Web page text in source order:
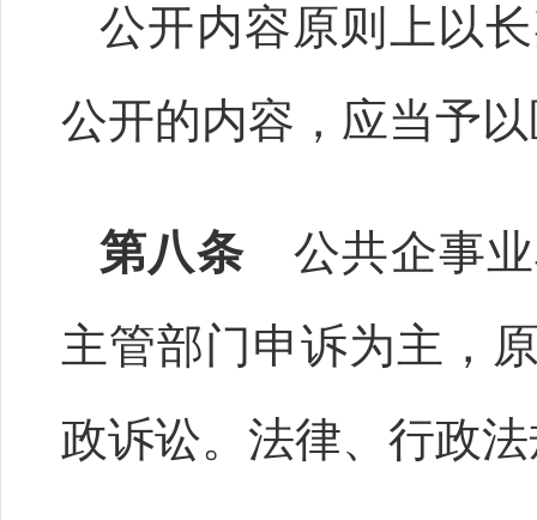
公开内容原则上以
公开的内容，应当予
第八条
公共企事
主管部门申诉为主，
政诉讼。法律、行政